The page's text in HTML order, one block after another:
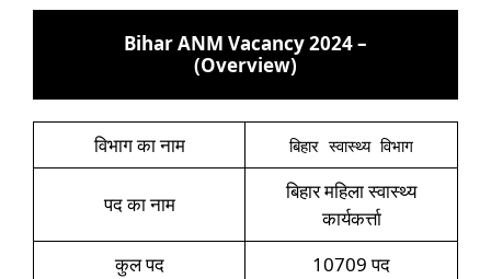
Bihar ANM Vacancy 2024 –
(Overview)
विभाग का नाम बिहार स्वास्थ्य विभाग
पद का नाम
बिहार महिला स्वास्थ्य
कार्यकर्त्ता
कुल पद
10709 पद